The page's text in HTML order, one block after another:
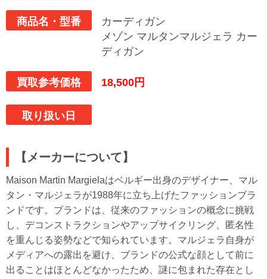
商品名・型番
カーディガン
メゾン マルタンマルジェラ カー
ディガン
買取参考価格 18,500円
取り扱い日
【メーカーについて】
Maison Martin Margielaはベルギー出身のデザイナー、マル
タン・マルジェラが1988年に立ち上げたファッションブラ
ンドです。ブランドは、従来のファッションの概念に挑戦
し、デコンストラクションやアップサイクリング、匿名性
を重んじる姿勢などで知られています。マルジェラ自身が
メディアへの露出を避け、ブランドの公式な顔として前に
出ることはほとんどなかったため、謎に包まれた存在とし